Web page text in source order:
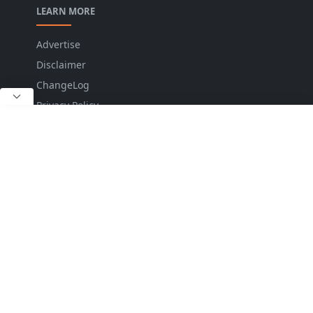
LEARN MORE
Advertise
Disclaimer
ChangeLog
Privacy Policy